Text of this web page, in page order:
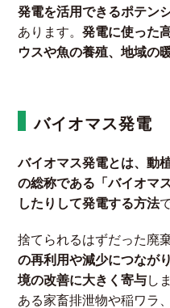
発電を活用できるポテン
あります。発電に使った
ウスや魚の養殖、地域の
バイオマス発電
バイオマス発電とは、動
の総称である「バイオマ
したりして発電する方法
捨てられるはずだった廃
の再利用や減少につなが
境の改善に大きく寄与し
ある家畜排泄物や稲ワラ